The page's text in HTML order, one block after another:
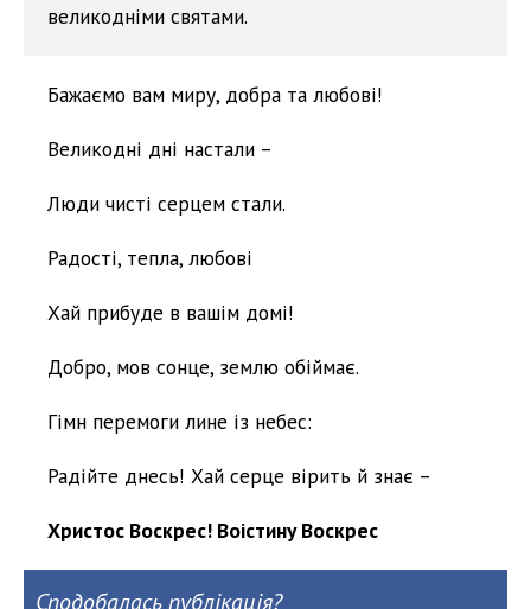
великодніми святами.
Бажаємо вам миру, добра та любові!
Великодні дні настали –
Люди чисті серцем стали.
Радості, тепла, любові
Хай прибуде в вашім домі!
Добро, мов сонце, землю обіймає.
Гімн перемоги лине із небес:
Радійте днесь! Хай серце вірить й знає –
Христос Воскрес! Воістину Воскрес
Сподобалась публікація?